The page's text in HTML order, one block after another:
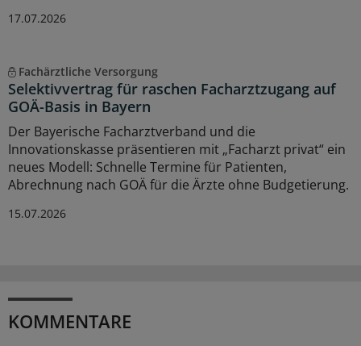
17.07.2026
Fachärztliche Versorgung
Selektivvertrag für raschen Facharztzugang auf
GOÄ-Basis in Bayern
Der Bayerische Facharztverband und die
Innovationskasse präsentieren mit „Facharzt privat“ ein
neues Modell: Schnelle Termine für Patienten,
Abrechnung nach GOÄ für die Ärzte ohne Budgetierung.
15.07.2026
KOMMENTARE